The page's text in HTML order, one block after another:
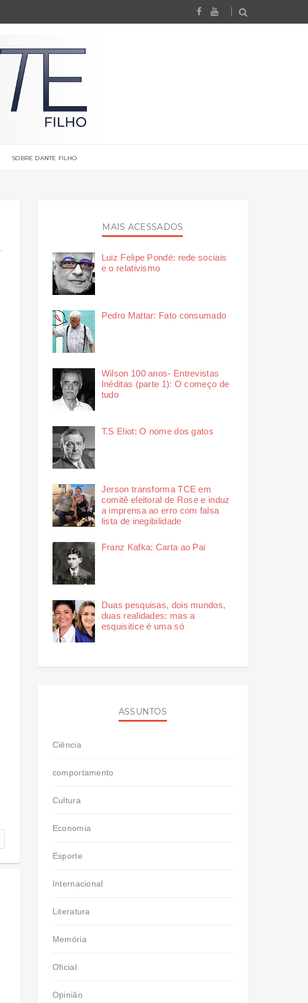
SOBRE DANTE FILHO
MAIS ACESSADOS
Luiz Felipe Pondé: rede sociais
e o relativismo
Pedro Mattar: Fato consumado
Wilson 100 anos- Entrevistas
Inéditas (parte 1): O começo de
tudo
T.S Eliot: O nome dos gatos
Jerson transforma TCE em
comitê eleitoral de Rose e induz
a imprensa ao erro com falsa
lista de inegibilidade
Franz Kafka: Carta ao Pai
Duas pesquisas, dois mundos,
duas realidades: mas a
esquisitice é uma só
ASSUNTOS
Ciência
comportamento
Cultura
Economia
Esporte
Internacional
Literatura
Memória
Oficial
Opinião